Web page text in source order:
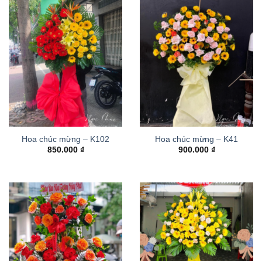
Hoa chúc mừng – K102
850.000 ₫
Hoa chúc mừng – K41
900.000 ₫